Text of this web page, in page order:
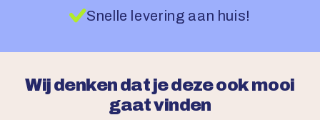
Snelle levering aan huis!
Wij denken dat je deze ook mooi
gaat vinden